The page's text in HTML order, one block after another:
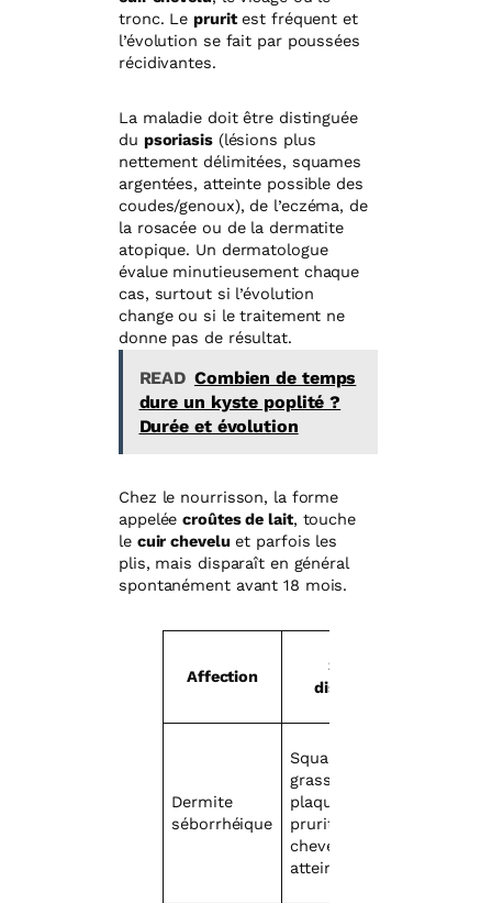
tronc. Lepruritest fréquent et
l’évolution se fait par poussées
récidivantes.
La maladie doit être distinguée
du psoriasis(lésions plus
nettement délimitées, squames
argentées, atteinte possible des
coudes/genoux), de l’eczéma, de
la rosacée ou de la dermatite
atopique. Un dermatologue
évalue minutieusement chaque
cas, surtout si l’évolution
change ou si le traitement ne
donne pas de résultat.
READ Combien de temps
dure un kyste poplité ?
Durée et évolution
Chez le nourrisson, la forme
appeléecroûtes de lait, touche
le cuir chevelu et parfois les
plis, mais disparaît en général
spontanément avant 18 mois.
Affection
Signes
distinctifs
Dermite
séborrhéique
Squames
grasses,
plaques rouges,
prurit, cuir
chevelu/zone T
atteints